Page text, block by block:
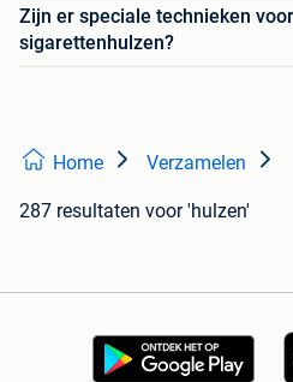
Zijn er speciale technieken
sigarettenhulzen?
Home Verzamelen
287 resultaten voor 'hulzen'